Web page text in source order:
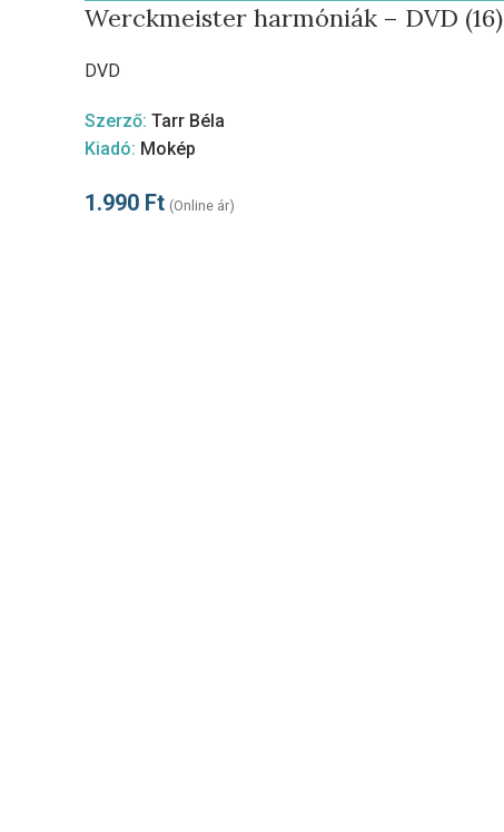
Werckmeister harmóniák – DVD (16)
DVD
Szerző: Tarr Béla
Kiadó: Mokép
1.990 Ft (Online ár)